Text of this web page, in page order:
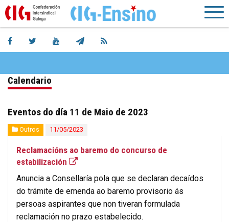
Calendario
Eventos do día 11 de Maio de 2023
Outros 11/05/2023
Reclamacións ao baremo do concurso de
estabilización
Anuncia a Consellaría pola que se declaran decaídos
do trámite de emenda ao baremo provisorio ás
persoas aspirantes que non tiveran formulada
reclamación no prazo estabelecido.